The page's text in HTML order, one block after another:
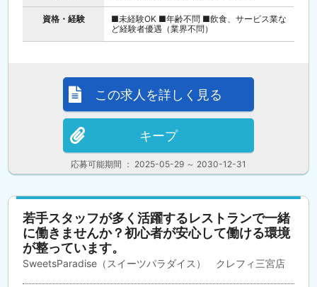
資格・経験
■未経験OK ■年齢不問 ■飲食、サービス業な
ど経験者優遇（業界不問）
応募可能期間 ： 2025-05-29 ～ 2030-12-31
この求人を詳しく見る
キープ
若手スタッフが多く活躍するレストランで一緒
に働きませんか？初心者が安心して働ける環境
が整っています。
SweetsParadise（スイーツパラダイス） クレフィ三宮店